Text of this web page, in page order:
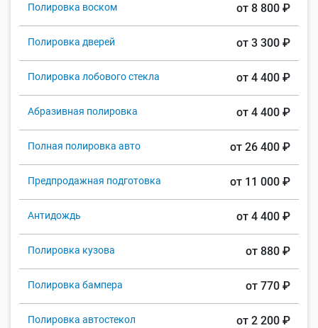
Полировка воском от 8 800 ₽
Полировка дверей от 3 300 ₽
Полировка лобового стекла от 4 400 ₽
Абразивная полировка от 4 400 ₽
Полная полировка авто от 26 400 ₽
Предпродажная подготовка от 11 000 ₽
Антидождь от 4 400 ₽
Полировка кузова от 880 ₽
Полировка бампера от 770 ₽
Полировка автостекол от 2 200 ₽